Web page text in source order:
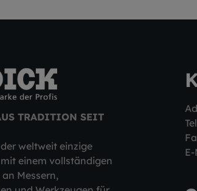
TRADITION SEIT
weltweit einzige
einem vollständigen
Messern,